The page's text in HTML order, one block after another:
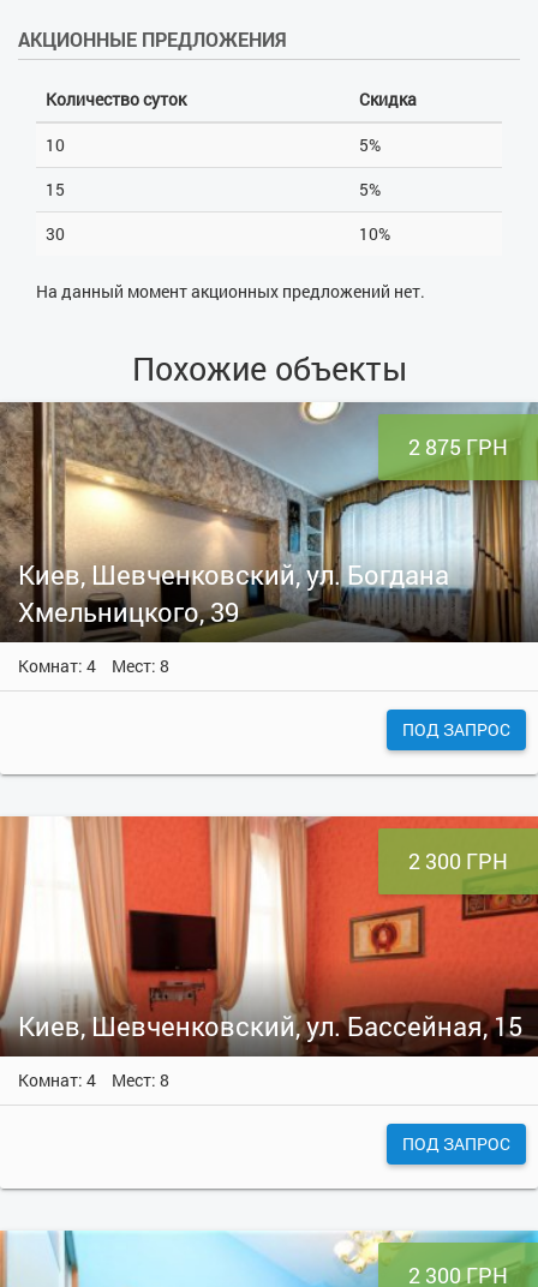
АКЦИОННЫЕ ПРЕДЛОЖЕНИЯ
Количество суток
Скидка
10
5%
15
5%
30
10%
На данный момент акционных предложений нет.
Похожие объекты
2 875 ГРН
Киев, Шевченковский, ул. Богдана
Хмельницкого, 39
Комнат: 4 Мест: 8
ПОД ЗАПРОС
2 300 ГРН
Киев, Шевченковский, ул. Бассейная, 15
Комнат: 4 Мест: 8
ПОД ЗАПРОС
2 300 ГРН